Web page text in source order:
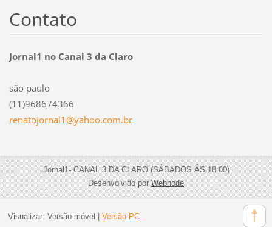
Contato
Jornal1 no Canal 3 da Claro
são paulo
(11)968674366
renatojornal1@yahoo.com.br
Jornal1- CANAL 3 DA CLARO (SÁBADOS ÁS 18:00)
Desenvolvido porWebnode
Visualizar: Versão móvel Versão PC